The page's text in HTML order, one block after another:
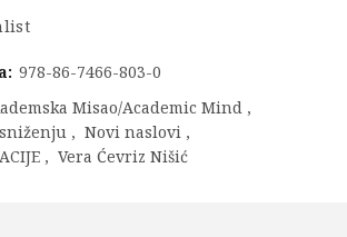
978-86-7466-803-0
Misao/Academic Mind ,
, Novi naslovi ,
, Vera Ćevriz Nišić